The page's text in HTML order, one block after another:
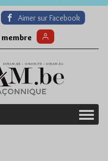
Aimer sur Facebook
membre